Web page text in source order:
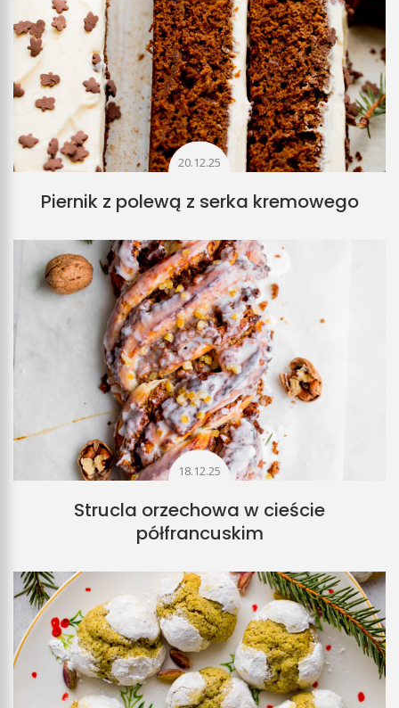
20.12.25
Piernik z polewą z serka kremowego
18.12.25
Strucla orzechowa w cieście
półfrancuskim